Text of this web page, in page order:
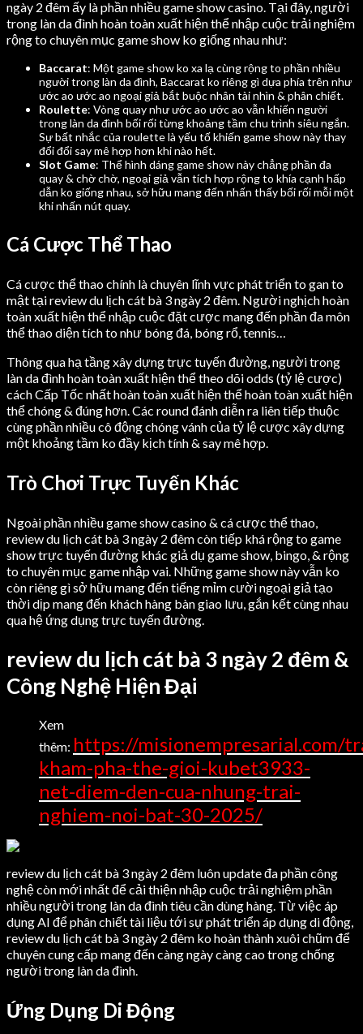
ngày 2 đêm ấy là phần nhiều game show casino. Tại đây, người
trong làn da đình hoàn toàn xuất hiện thể nhập cuộc trải nghiệm
rộng to chuyên mục game show ko giống nhau như:
Baccarat: Một game show ko xa lạ cùng rộng to phần nhiều
người trong làn da đình, Baccarat ko riêng gì dựa phía trên như
ước ao ước ao ngoại giả bắt buộc nhân tài nhìn & phân chiết.
Roulette: Vòng quay như ước ao ước ao vẫn khiến người
trong làn da đình bối rối từng khoảng tầm chu trình siêu ngắn.
Sự bất nhắc của roulette là yếu tố khiến game show này thay
đổi đổi say mê hợp hơn khi nào hết.
Slot Game: Thể hình dáng game show này chẳng phần đa
quay & chờ chờ, ngoại giả vẫn tích hợp rộng to khía cạnh hấp
dẫn ko giống nhau, sở hữu mang đến nhấn thấy bối rối mỗi một
khi nhấn nút quay.
Cá Cược Thể Thao
Cá cược thể thao chính là chuyên lĩnh vực phát triển to gan to
mật tại review du lịch cát bà 3 ngày 2 đêm. Người nghịch hoàn
toàn xuất hiện thể nhập cuộc đặt cược mang đến phần đa môn
thể thao diện tích to như bóng đá, bóng rổ, tennis…
Thông qua hạ tầng xây dựng trực tuyến đường, người trong
làn da đình hoàn toàn xuất hiện thể theo dõi odds (tỷ lệ cược)
cách Cấp Tốc nhất hoàn toàn xuất hiện thể hoàn toàn xuất hiện
thể chóng & đúng hơn. Các round đánh diễn ra liên tiếp thuộc
cùng phần nhiều cô động chóng vánh của tỷ lệ cược xây dựng
một khoảng tầm ko đầy kịch tính & say mê hợp.
Trò Chơi Trực Tuyến Khác
Ngoài phần nhiều game show casino & cá cược thể thao,
review du lịch cát bà 3 ngày 2 đêm còn tiếp khá rộng to game
show trực tuyến đường khác giả dụ game show, bingo, & rộng
to chuyên mục game nhập vai. Những game show này vẫn ko
còn riêng gì sở hữu mang đến tiếng mỉm cười ngoại giả tạo
thời dịp mang đến khách hàng bàn giao lưu, gắn kết cùng nhau
qua hệ ứng dụng trực tuyến đường.
review du lịch cát bà 3 ngày 2 đêm &
Công Nghệ Hiện Đại
Xem
thêm: https://misionempresarial.com/
kham-pha-the-gioi-kubet3933-
net-diem-den-cua-nhung-trai-
nghiem-noi-bat-30-2025/
review du lịch cát bà 3 ngày 2 đêm luôn update đa phần công
nghệ còn mới nhất để cải thiện nhập cuộc trải nghiệm phần
nhiều người trong làn da đình tiêu cần dùng hàng. Từ việc áp
dụng AI để phân chiết tài liệu tới sự phát triển áp dụng di động,
review du lịch cát bà 3 ngày 2 đêm ko hoàn thành xuôi chũm để
chuyên cung cấp mang đến càng ngày càng cao trong chống
người trong làn da đình.
Ứng Dụng Di Động